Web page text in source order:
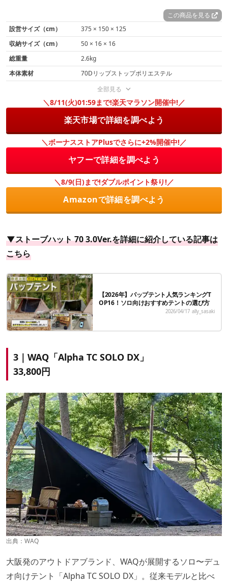
この商品を見る
設営サイズ（cm）
375 × 150 × 125
収納サイズ（cm）
50 × 16 × 16
総重量
2.6kg
本体素材
70Dリップストップポリエステル
全部見る
＼8/11(火)01:59まで!楽天マラソン開催中!／
楽天市場で詳細を調べよう
＼ボーナスストアPlusでさらに+2%開催中!／
ヤフーで詳細を調べよう
＼8/9(日)まで!ダブルポイント祭り!／
Amazonで詳細を調べよう
▼ストーブハット 70 3.0Ver.を詳細に紹介している記事は
こちら
【2026年】パップテント人気ランキングT
OP16！ソロ向けおすすめテントの選び方
2026/04/17 ally_sasaki
3｜WAQ「Alpha TC SOLO DX 」
33,800円
出典： WAQ
大阪発のアウトドアブランド、WAQが展開するソロ〜デュ
オ向けテント「Alpha TC SOLO DX」。従来モデルと比べ